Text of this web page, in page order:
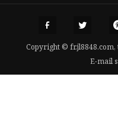
Copyright ©
E-mail